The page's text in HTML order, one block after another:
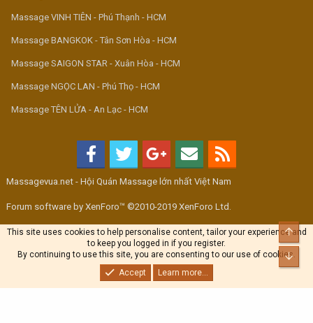
Massage VINH TIÊN - Phú Thạnh - HCM
Massage BANGKOK - Tân Sơn Hòa - HCM
Massage SAIGON STAR - Xuân Hòa - HCM
Massage NGỌC LAN - Phú Thọ - HCM
Massage TÊN LỬA - An Lạc - HCM
Massagevua.net - Hội Quán Massage lớn nhất Việt Nam
Forum software by XenForo™ ©2010-2019 XenForo Ltd.
This site uses cookies to help personalise content, tailor your experience and
to keep you logged in if you register.
By continuing to use this site, you are consenting to our use of cookies.
Accept
Learn more...
Top